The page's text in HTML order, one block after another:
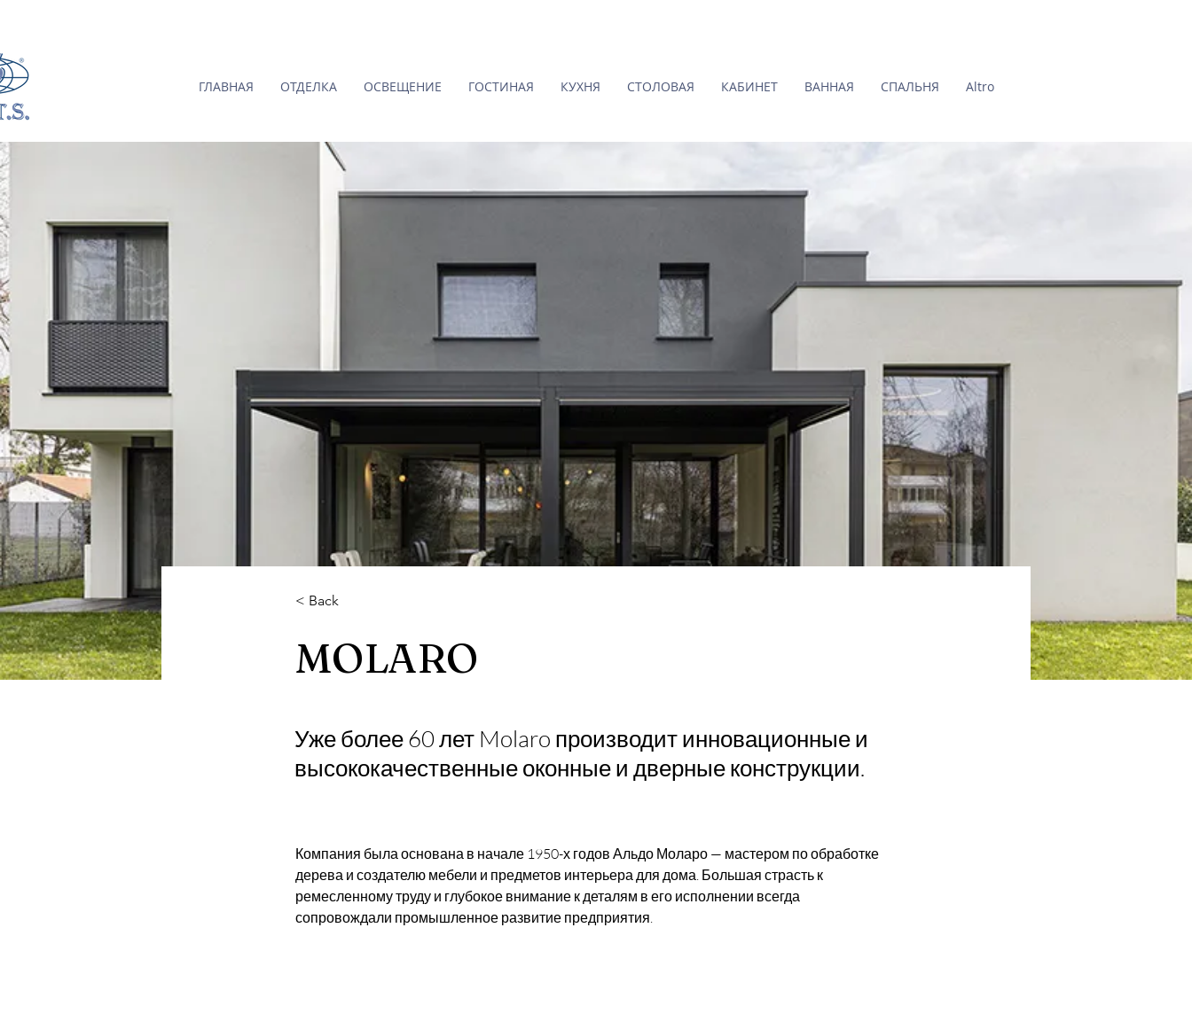
ГЛАВНАЯ ОТДЕЛКА ОСВЕЩЕНИЕ ГОСТИНАЯ КУХНЯ СТОЛОВАЯ КАБИНЕТ ВАННАЯ СПАЛЬНЯ Altro
< Back
MOLARO
Уже более 60 лет Molaro производит инновационные и
высококачественные оконные и дверные конструкции.
Компания была основана в начале 1950-х годов Альдо Моларо — мастером по обработке
дерева и создателю мебели и предметов интерьера для дома. Большая страсть к
ремесленному труду и глубокое внимание к деталям в его исполнении всегда
сопровождали промышленное развитие предприятия.